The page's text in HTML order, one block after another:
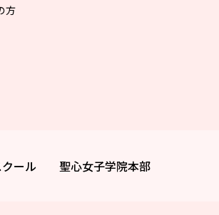
方
ール 聖心女子学院本部